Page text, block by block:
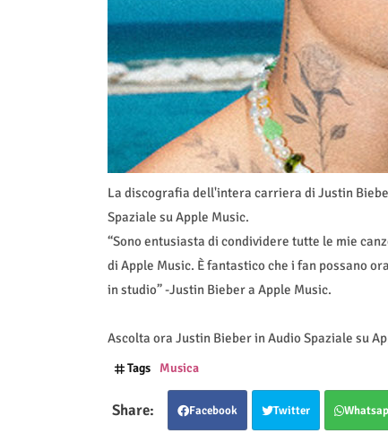
La discografia dell'intera carriera di Justin
Spaziale su Apple Music.
“Sono entusiasta di condividere tutte le mie
di Apple Music. È fantastico che i fan possano
in studio” -Justin Bieber a Apple Music.
Ascolta ora Justin Bieber in Audio Spaziale su
Tags Musica
Facebook Twitter